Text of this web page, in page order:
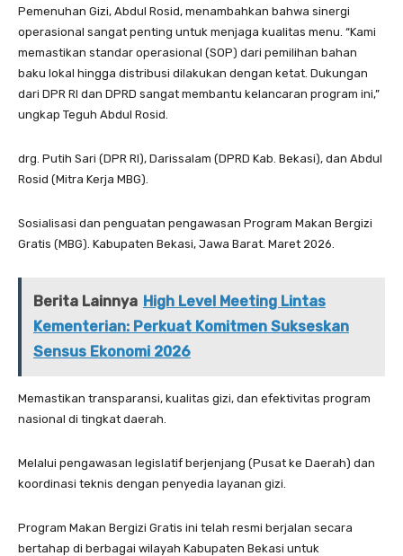
Pemenuhan Gizi, Abdul Rosid, menambahkan bahwa sinergi
operasional sangat penting untuk menjaga kualitas menu. “Kami
memastikan standar operasional (SOP) dari pemilihan bahan
baku lokal hingga distribusi dilakukan dengan ketat. Dukungan
dari DPR RI dan DPRD sangat membantu kelancaran program ini,”
ungkap Teguh Abdul Rosid.
drg. Putih Sari (DPR RI), Darissalam (DPRD Kab. Bekasi), dan Abdul
Rosid (Mitra Kerja MBG).
Sosialisasi dan penguatan pengawasan Program Makan Bergizi
Gratis (MBG). Kabupaten Bekasi, Jawa Barat. Maret 2026.
Berita Lainnya High Level Meeting Lintas
Kementerian: Perkuat Komitmen Sukseskan
Sensus Ekonomi 2026
Memastikan transparansi, kualitas gizi, dan efektivitas program
nasional di tingkat daerah.
Melalui pengawasan legislatif berjenjang (Pusat ke Daerah) dan
koordinasi teknis dengan penyedia layanan gizi.
Program Makan Bergizi Gratis ini telah resmi berjalan secara
bertahap di berbagai wilayah Kabupaten Bekasi untuk